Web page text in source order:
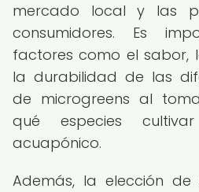
mercado local y las
consumidores. Es
factores como el sabor,
la durabilidad de las
de microgreens al
qué especies
acuapónico.
Además, la elección de